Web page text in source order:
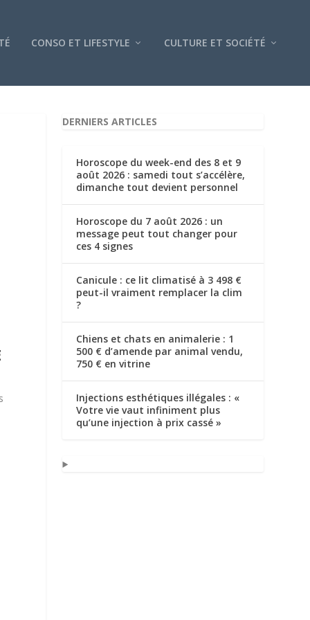
CONSO ET LIFESTYLE CULTURE ET SOCIÉTÉ
DERNIERS ARTICLES
Horoscope du week-end des 8 et 9
août 2026 : samedi tout s’accélère,
dimanche tout devient personnel
Horoscope du 7 août 2026 : un
message peut tout changer pour
ces 4 signes
Canicule : ce lit climatisé à 3 498 €
peut-il vraiment remplacer la clim
?
Chiens et chats en animalerie : 1
500 € d’amende par animal vendu,
750 € en vitrine
Injections esthétiques illégales : «
Votre vie vaut infiniment plus
qu’une injection à prix cassé »